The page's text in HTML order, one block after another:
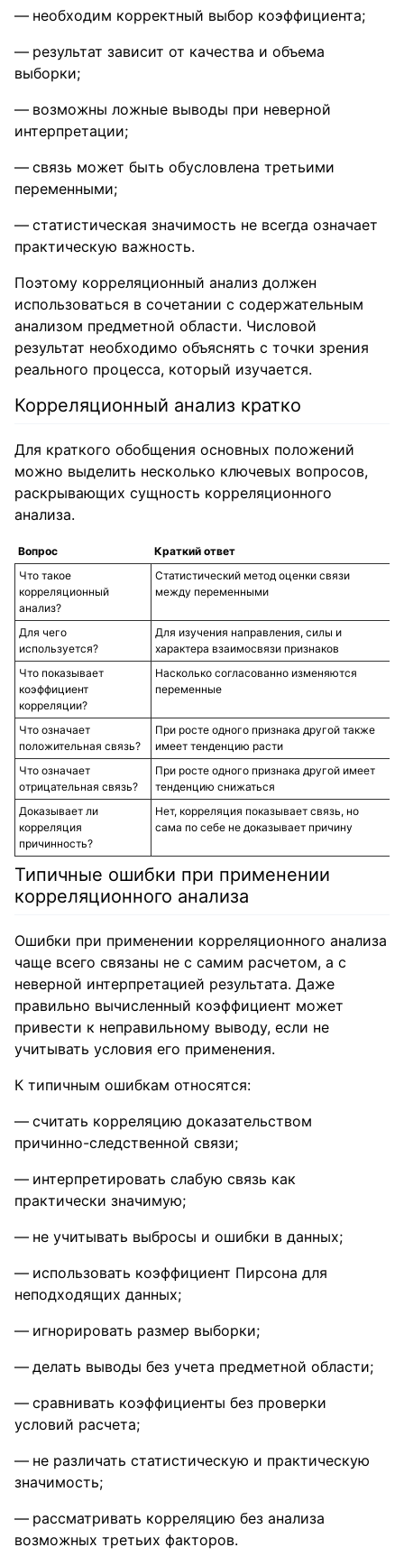
необходим корректный выбор коэффициента;
результат зависит от качества и объема
выборки;
возможны ложные выводы при неверной
интерпретации;
связь может быть обусловлена третьими
переменными;
статистическая значимость не всегда означает
практическую важность.
Поэтому корреляционный анализ должен
использоваться в сочетании с содержательным
анализом предметной области. Числовой
результат необходимо объяснять с точки зрения
реального процесса, который изучается.
Корреляционный анализ кратко
Для краткого обобщения основных положений
можно выделить несколько ключевых вопросов,
раскрывающих сущность корреляционного
анализа.
Вопрос
Краткий ответ
Что такое
корреляционный
анализ?
Статистический метод оценки связи
между переменными
Для чего
используется?
Для изучения направления, силы и
характера взаимосвязи признаков
Что показывает
коэффициент
корреляции?
Насколько согласованно изменяются
переменные
Что означает
положительная связь?
При росте одного признака другой также
имеет тенденцию расти
Что означает
отрицательная связь?
При росте одного признака другой имеет
тенденцию снижаться
Доказывает ли
корреляция
причинность?
Нет, корреляция показывает связь, но
сама по себе не доказывает причину
Типичные ошибки при применении
корреляционного анализа
Ошибки при применении корреляционного анализа
чаще всего связаны не с самим расчетом, а с
неверной интерпретацией результата. Даже
правильно вычисленный коэффициент может
привести к неправильному выводу, если не
учитывать условия его применения.
К типичным ошибкам относятся:
считать корреляцию доказательством
причинно-следственной связи;
интерпретировать слабую связь как
практически значимую;
не учитывать выбросы и ошибки в данных;
использовать коэффициент Пирсона для
неподходящих данных;
игнорировать размер выборки;
делать выводы без учета предметной области;
сравнивать коэффициенты без проверки
условий расчета;
не различать статистическую и практическую
значимость;
рассматривать корреляцию без анализа
возможных третьих факторов.